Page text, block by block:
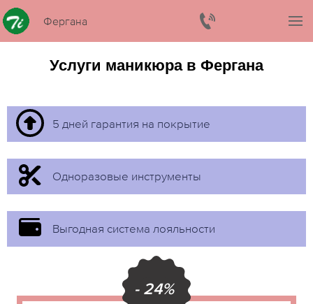
Фергана
Услуги маникюра в Фергана
5 дней гарантия на покрытие
Одноразовые инструменты
Выгодная система лояльности
- 24%